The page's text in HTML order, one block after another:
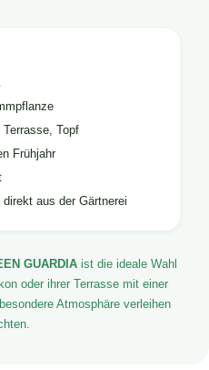
Topf
Frühjahr
aus der Gärtnerei
GUARDIA ist die ideale Wahl
oder ihrer Terrasse mit einer
Atmosphäre verleihen